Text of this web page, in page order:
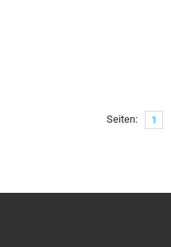
Seiten: 1